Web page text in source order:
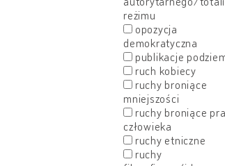
reżimu
opozycja
demokratyczna
publikacje
ruch kobiecy
ruchy broniące
mniejszości
ruchy broniące
człowieka
ruchy etniczne
ruchy